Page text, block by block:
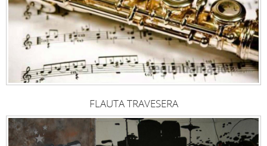
FLAUTA TRAVESERA